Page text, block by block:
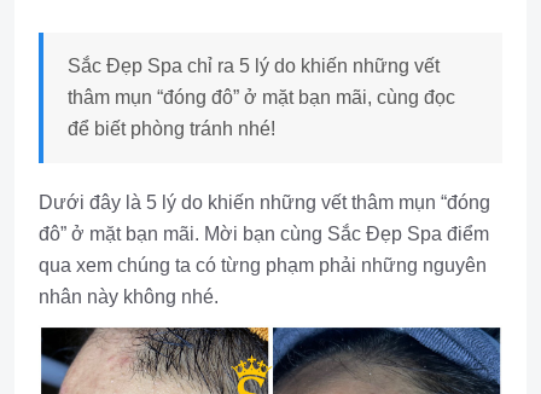
Sắc Đẹp Spa chỉ ra 5 lý do khiến những vết
thâm mụn “đóng đô” ở mặt bạn mãi, cùng đọc
để biết phòng tránh nhé!
Dưới đây là 5 lý do khiến những vết thâm mụn “đóng
đô” ở mặt bạn mãi. Mời bạn cùng Sắc Đẹp Spa điểm
qua xem chúng ta có từng phạm phải những nguyên
nhân này không nhé.